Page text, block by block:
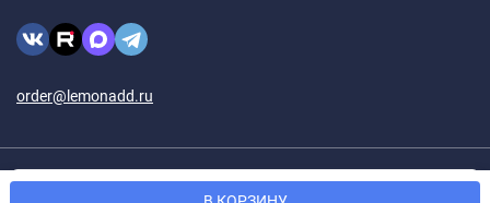
order@lemonadd.ru